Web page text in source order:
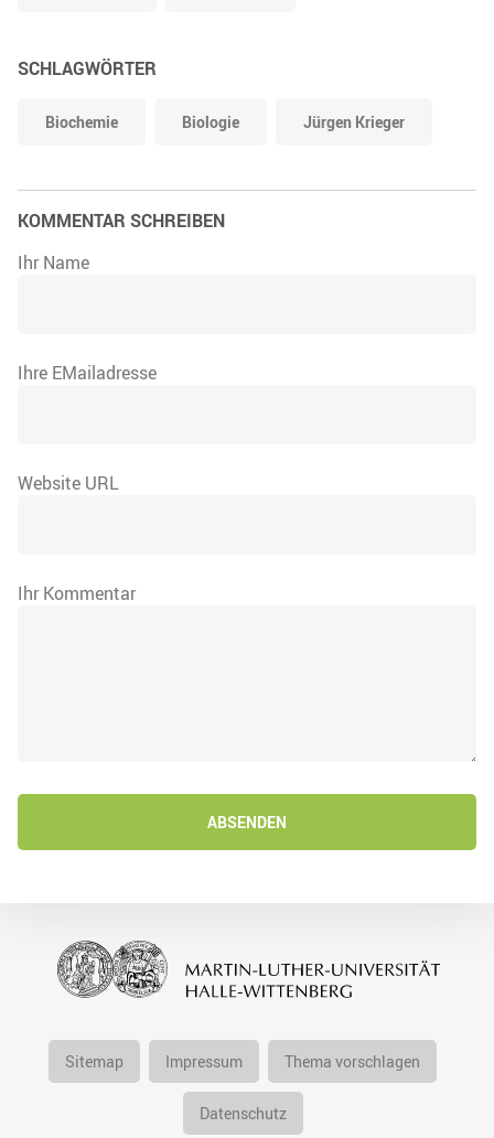
SCHLAGWÖRTER
Biochemie Biologie Jürgen Krieger
KOMMENTAR SCHREIBEN
Ihr Name
Ihre EMailadresse
Website URL
Ihr Kommentar
ABSENDEN
Sitemap Impressum Thema vorschlagen
Datenschutz